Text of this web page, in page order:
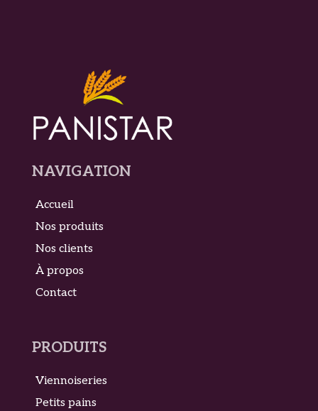
NAVIGATION
Accueil
Nos produits
Nos clients
À propos
Contact
PRODUITS
Viennoiseries
Petits pains